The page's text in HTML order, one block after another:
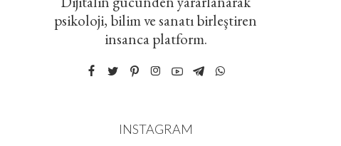
psikoloji, bilim ve sanatı birleştiren
insanca platform.
INSTAGRAM